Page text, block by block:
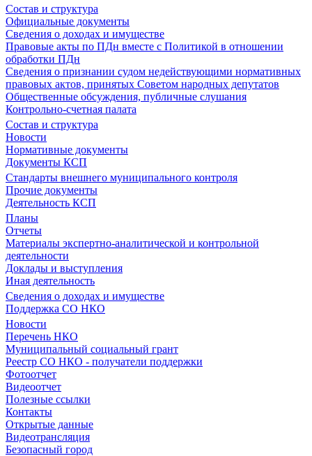
Состав и структура
Официальные документы
Сведения о доходах и имуществе
Правовые акты по ПДн вместе с Политикой в отношении
обработки ПДн
Сведения о признании судом недействующими нормативных
правовых актов, принятых Советом народных депутатов
Общественные обсуждения, публичные слушания
Контрольно-счетная палата
Состав и структура
Новости
Нормативные документы
Документы КСП
Стандарты внешнего муниципального контроля
Прочие документы
Деятельность КСП
Планы
Отчеты
Материалы экспертно-аналитической и контрольной
деятельности
Доклады и выступления
Иная деятельность
Сведения о доходах и имуществе
Поддержка СО НКО
Новости
Перечень НКО
Муниципальный социальный грант
Реестр СО НКО - получатели поддержки
Фотоотчет
Видеоотчет
Полезные ссылки
Контакты
Открытые данные
Видеотрансляция
Безопасный город